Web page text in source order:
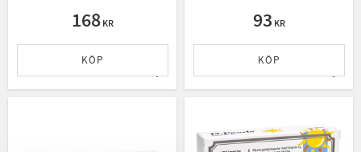
168KR
Lägg till i favoriter
KÖP
93 KR
KÖP